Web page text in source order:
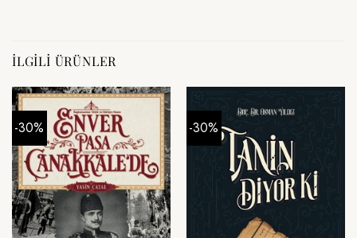
İLGILI ÜRÜNLER
-30% -30%